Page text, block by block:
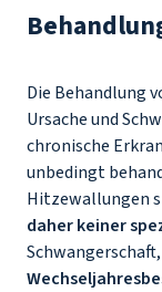
Die Behandlung
Ursache und
chronische
unbedingt
Hitzewallungen
daher keiner